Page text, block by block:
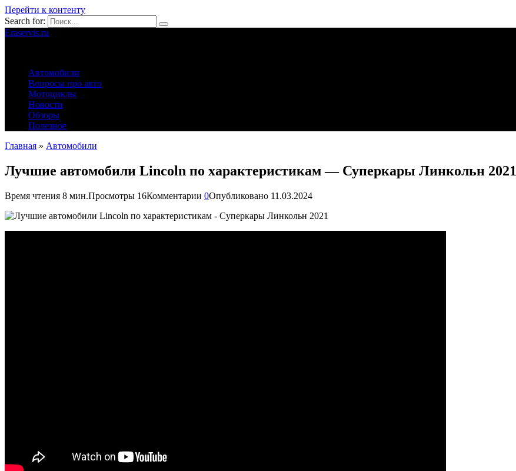
Перейти к контенту
Search for:
Eraservis.ru
Автомобили
Вопросы про авто
Мотоциклы
Новости
Обзоры
Полезное
Главная » Автомобили
Лучшие автомобили Lincoln по характеристикам — Суперкары Линкольн 2021
Время чтения 8 мин.Просмотры 16Комментарии 0Опубликовано 11.03.2024